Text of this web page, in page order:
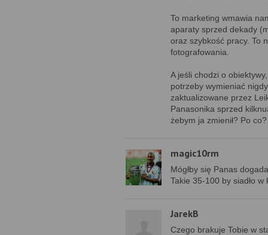
To marketing wmawia
aparaty sprzed dekady
oraz szybkość pracy. To
fotografowania.
A jeśli chodzi o
potrzeby wymieniać
zaktualizowane przez
Panasonika sprzed
żebym ja zmienił? Po co?
magic10rm
Mógłby się Panas
Takie 35-100 by siadło w
JarekB
Czego brakuje Tobie w